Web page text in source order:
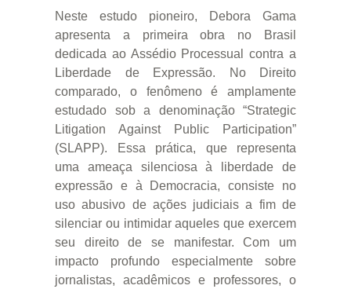
Neste estudo pioneiro, Debora Gama
apresenta a primeira obra no Brasil
dedicada ao Assédio Processual contra a
Liberdade de Expressão. No Direito
comparado, o fenômeno é amplamente
estudado sob a denominação “Strategic
Litigation Against Public Participation”
(SLAPP). Essa prática, que representa
uma ameaça silenciosa à liberdade de
expressão e à Democracia, consiste no
uso abusivo de ações judiciais a fim de
silenciar ou intimidar aqueles que exercem
seu direito de se manifestar. Com um
impacto profundo especialmente sobre
jornalistas, acadêmicos e professores, o